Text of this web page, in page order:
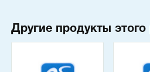
Другие продукты этого